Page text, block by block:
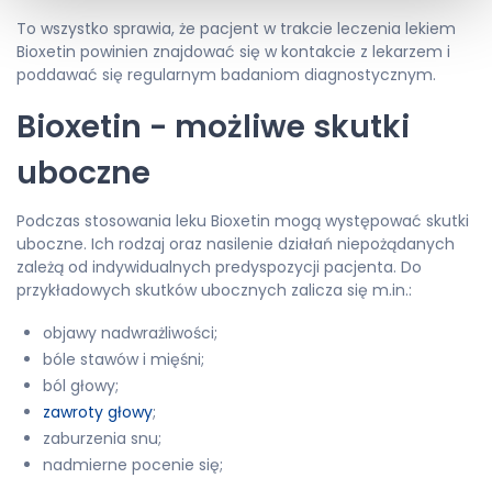
To wszystko sprawia, że pacjent w trakcie leczenia lekiem
Bioxetin powinien znajdować się w kontakcie z lekarzem i
poddawać się regularnym badaniom diagnostycznym.
Bioxetin - możliwe skutki
uboczne
Podczas stosowania leku Bioxetin mogą występować skutki
uboczne. Ich rodzaj oraz nasilenie działań niepożądanych
zależą od indywidualnych predyspozycji pacjenta. Do
przykładowych skutków ubocznych zalicza się m.in.:
objawy nadwrażliwości;
bóle stawów i mięśni;
ból głowy;
zawroty głowy;
zaburzenia snu;
nadmierne pocenie się;